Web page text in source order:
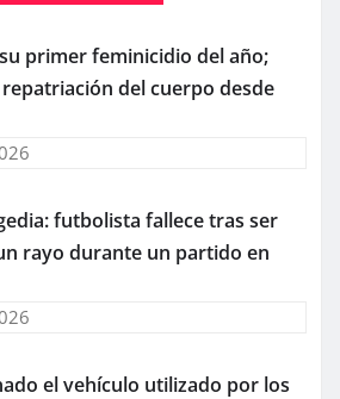
primer feminicidio del año;
repatriación del cuerpo desde
futbolista fallece tras ser
rayo durante un partido en
el vehículo utilizado por los